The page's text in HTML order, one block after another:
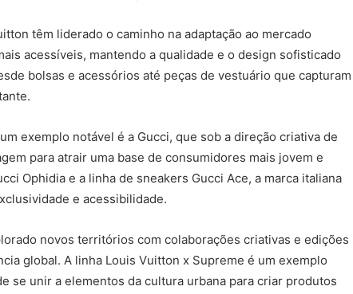
têm liderado o caminho na adaptação ao mercado
acessíveis, mantendo a qualidade e o design sofisticado
bolsas e acessórios até peças de vestuário que capturam
exemplo notável é a Gucci, que sob a direção criativa de
para atrair uma base de consumidores mais jovem e
Ophidia e a linha de sneakers Gucci Ace, a marca italiana
e acessibilidade.
novos territórios com colaborações criativas e edições
global. A linha Louis Vuitton x Supreme é um exemplo
se unir a elementos da cultura urbana para criar produtos